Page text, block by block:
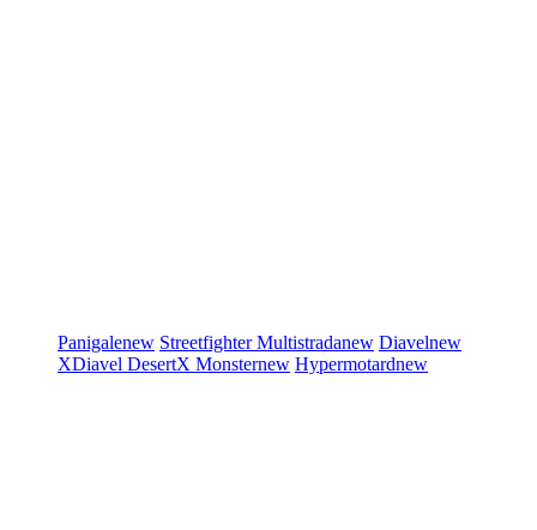
Panigalenew StreetfighterMultistradanew Diavelnew
XDiavel DesertX Monsternew Hypermotardnew